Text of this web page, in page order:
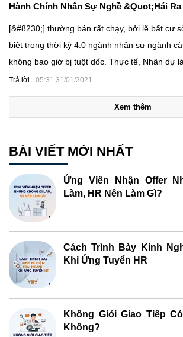
Hành Chính Nhân Sự Nghề &quot;hái
[&#8230;] thường bán rất chạy, bởi lẽ bất cư
biệt trong thời kỳ 4.0 ngành nhân sự ngành
không bao giờ bị tuột dốc. Thực tế, Nhân dự
Trả lời 05:31 31/01/2021
Xem thêm
BÀI VIẾT MỚI NHẤT
Ứng Viên Nhận Offer
Làm, HR Nên Làm Gì?
Cách Trình Bày Kinh
Khi Ứng Tuyển HR
Không Giỏi Giao Tiếp
Không?